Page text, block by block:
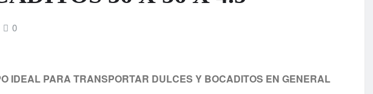
0
IDEAL PARA TRANSPORTAR DULCES Y BOCADITOS EN GENERAL